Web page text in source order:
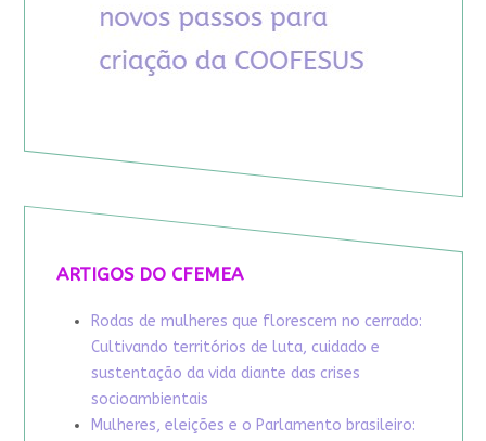
ARTIGOS DO CFEMEA
Rodas de mulheres que florescem no cerrado:
Cultivando territórios de luta, cuidado e
sustentação da vida diante das crises
socioambientais
Mulheres, eleições e o Parlamento brasileiro: